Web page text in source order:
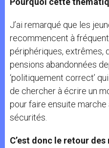
J’ai remarqué que les
recommencent à
périphériques, extrêmes,
pensions abandonnées
‘politiquement correct’
de chercher à écrire un
pour faire ensuite
sécurités.
C’est donc le retour